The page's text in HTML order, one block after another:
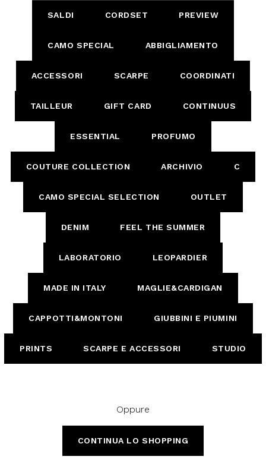
SALDI CORDSET PREVIEW
CAMO SPECIAL ABBIGLIAMENTO
ACCESSORI SCARPE COORDINATI
TAILLEUR GIFT CARD CONTINUUS
ESSENTIAL PROFUMO
COUTURE COLLECTION ARCHIVIO C
CAMO SPECIAL SELECTION OUTLET
DENIM FEEL THE SUMMER
LABORATORIO LEOPARDIER
MADE IN ITALY MAGLIE&CARDIGAN
CAPPOTTI&MONTONI GIUBBINI E PIUMINI
PRINTS SCARPE E ACCESSORI STUDIO
Oppure
CONTINUA LO SHOPPING